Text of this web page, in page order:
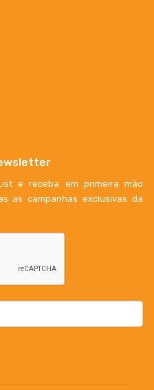
e receba em primeira mão
as campanhas exclusivas da